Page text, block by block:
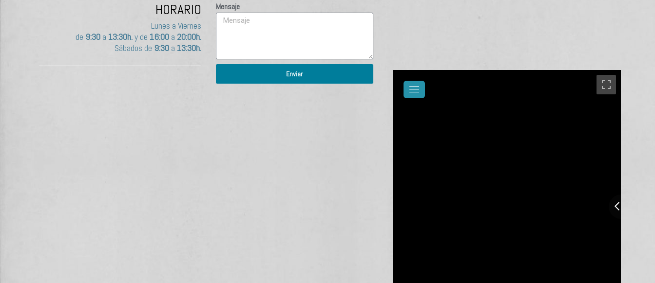
HORARIO
Lunes a Viernes
de 9:30a 13:30h.y de 16:00a 20:00h.
Sábados de 9:30a 13:30h.
Mensaje
Enviar